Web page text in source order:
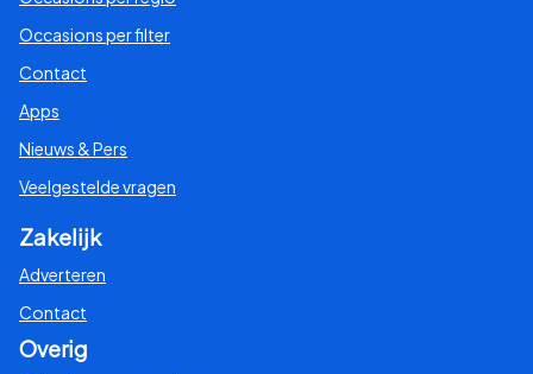
Occasions per filter
Contact
Apps
Nieuws & Pers
Veelgestelde vragen
Zakelijk
Adverteren
Contact
Overig